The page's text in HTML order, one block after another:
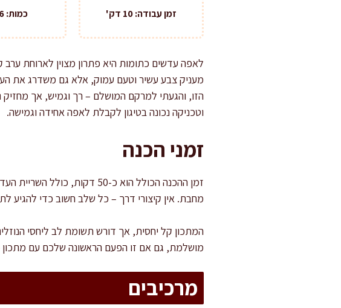
זמן עבודה: 10 דק' כמות: 6 מנות
לאפה עדשים כתומות היא פתרון מצוין לארוחת
מעניק צבע עשיר וטעם עמוק, אלא גם משדרג את
הזו, והגעתי למרקם המושלם – רך וגמיש, אך מחזיק
וטכניקה נכונה בטיגון לקבלת לאפה אחידה וגמישה.
זמני הכנה
מחבת. אין קיצורי דרך – כל שלב חשוב כדי להגיע
המתכון קל יחסית, אך דורש תשומת לב ליחסי
מושלמת, גם אם זו הפעם הראשונה שלכם עם מתכון
מרכיבים